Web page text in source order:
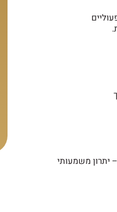
– יתרון משמעותי